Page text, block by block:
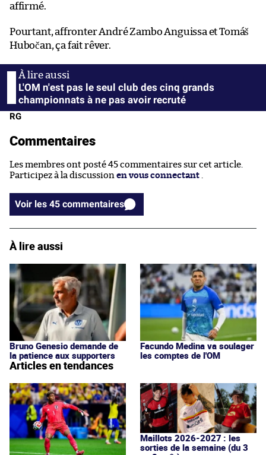
affirmé.
Pourtant, affronter André Zambo Anguissa et Tomáš
Hubočan, ça fait rêver.
L'OM n'est pas le seul club des cinq grands
championnats à ne pas avoir recruté
RG
Commentaires
Les membres ont posté 45 commentaires sur cet article.
Participez à la discussion en vous connectant
Voir les 45 commentaires
À lire aussi
Bruno Genesio demande de
la patience aux supporters
Facundo Medina va soulager
les comptes de l'OM
Articles en tendances
Maillots 2026-2027 : les
sorties de la semaine (du 3